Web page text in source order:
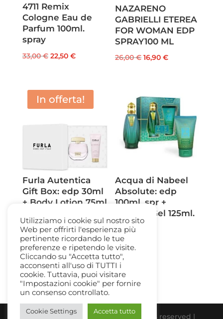
4711 Remix
Cologne Eau de
Parfum 100ml.
spray
33,00€ Il
era:
33,00 €.
22,50 €Il
22,50 €.
NAZARENO
GABRIELLI ETEREA
FOR WOMAN EDP
SPRAY100 ML
26,00€ Il
era:
26,00 €.
16,90€Il
è:
16,90 €.
In offerta!
Furla Autentica
Gift Box: edp 30ml
+ Body Lotion 75ml
56,00€Il
prezzo
originale
era:
56,00 €.
38,50€Il
prezzo
attuale
è:
38,50 €.
Acqua di Nabeel
Absolute: edp
100ml. spr +
Shower Gel 125ml.
45,00
Beauty Gallery Parfum Srl | All rights reserved |
Utilizziamo i cookie sul nostro sito
Web per offrirti l'esperienza più
pertinente ricordando le tue
preferenze e ripetendo le visite.
Cliccando su "Accetta tutto",
acconsenti all'uso di TUTTI i
cookie. Tuttavia, puoi visitare
"Impostazioni cookie" per fornire
un consenso controllato.
Cookie Settings Accetta tutto